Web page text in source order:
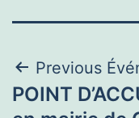
de
Previous
POINT